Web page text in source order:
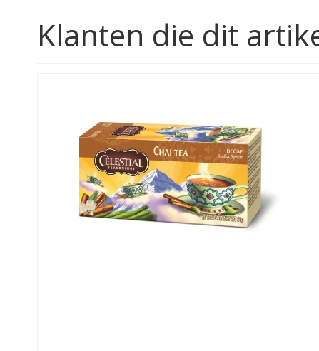
Klanten die dit